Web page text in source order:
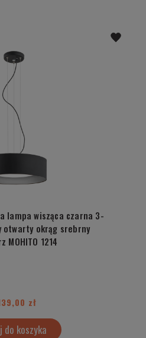
lampa wisząca czarna 3-
otwarty okrąg srebrny
MOHITO 1214
zł
do koszyka